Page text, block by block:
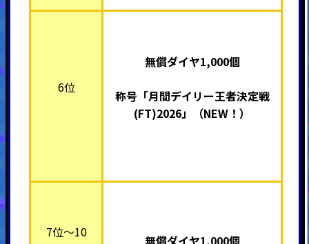
6位
無償ダイヤ1,000個
称号「月間デイリー王者決定戦
(FT)2026」（NEW！）
7位～10
無償ダイヤ1,000個